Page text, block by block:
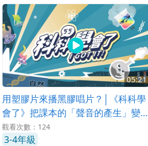
05:21
用塑膠片來播黑膠唱片？│《科科學
會了》把課本的「聲音的產生」變有
趣！（下）│LIS情境科學教材
觀看次數：124
3-4年級